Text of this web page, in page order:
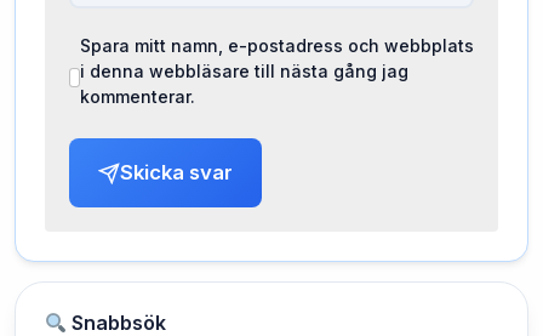
Spara mitt namn, e-postadress och webbplats
i denna webbläsare till nästa gång jag
kommenterar.
Skicka svar
Snabbsök